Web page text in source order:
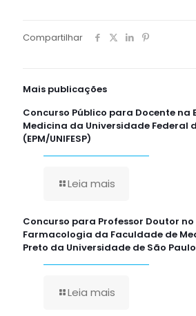
Compartilhar
Mais publicações
Concurso Público para Docente na
Medicina da Universidade Federal
(EPM/UNIFESP)
Leia mais
Concurso para Professor Doutor
Farmacologia da Faculdade de
Preto da Universidade de São Paulo
Leia mais